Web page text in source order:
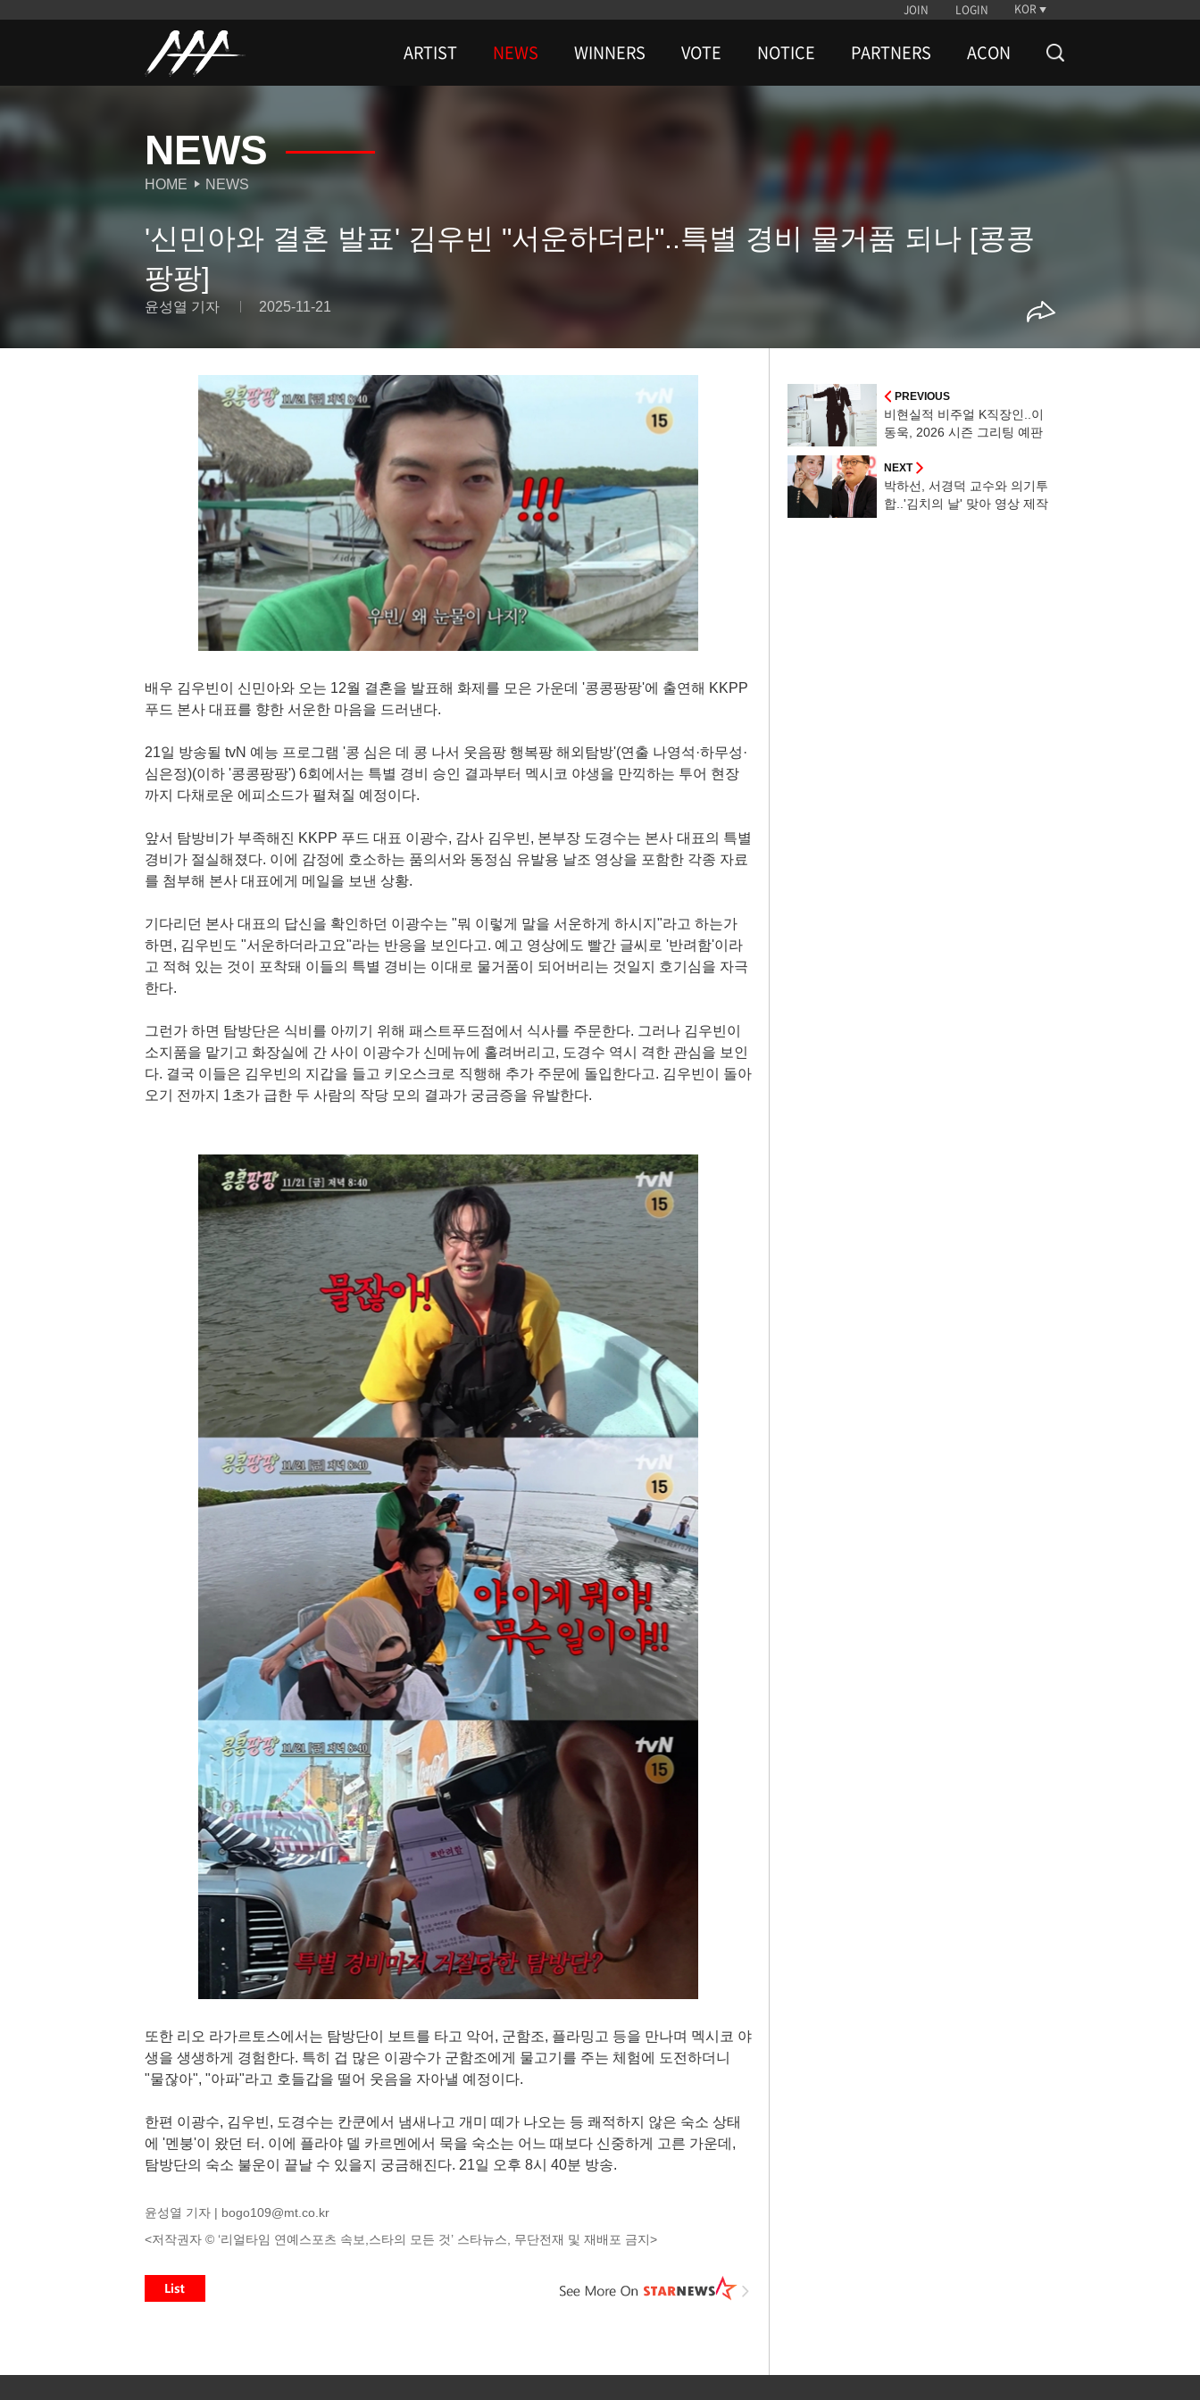
JOIN LOGIN KOR
ARTIST NEWS WINNERS VOTE NOTICE PARTNERS ACON
NEWS
HOME NEWS
'신민아와 결혼 발표' 김우빈 "서운하더라"..특별 경비 물거품 되나 [콩콩
팡팡]
윤성열 기자 2025-11-21
배우 김우빈이 신민아와 오는 12월 결혼을 발표해 화제를 모은 가운데 '콩콩팡팡'에 출연해 KKPP
푸드 본사 대표를 향한 서운한 마음을 드러낸다.
21일 방송될 tvN 예능 프로그램 '콩 심은 데 콩 나서 웃음팡 행복팡 해외탐방'(연출 나영석·하무성·
심은정)(이하 '콩콩팡팡') 6회에서는 특별 경비 승인 결과부터 멕시코 야생을 만끽하는 투어 현장
까지 다채로운 에피소드가 펼쳐질 예정이다.
앞서 탐방비가 부족해진 KKPP 푸드 대표 이광수, 감사 김우빈, 본부장 도경수는 본사 대표의 특별
경비가 절실해졌다. 이에 감정에 호소하는 품의서와 동정심 유발용 날조 영상을 포함한 각종 자료
를 첨부해 본사 대표에게 메일을 보낸 상황.
기다리던 본사 대표의 답신을 확인하던 이광수는 "뭐 이렇게 말을 서운하게 하시지"라고 하는가
하면, 김우빈도 "서운하더라고요"라는 반응을 보인다고. 예고 영상에도 빨간 글씨로 '반려함'이라
고 적혀 있는 것이 포착돼 이들의 특별 경비는 이대로 물거품이 되어버리는 것일지 호기심을 자극
한다.
그런가 하면 탐방단은 식비를 아끼기 위해 패스트푸드점에서 식사를 주문한다. 그러나 김우빈이
소지품을 맡기고 화장실에 간 사이 이광수가 신메뉴에 홀려버리고, 도경수 역시 격한 관심을 보인
다. 결국 이들은 김우빈의 지갑을 들고 키오스크로 직행해 추가 주문에 돌입한다고. 김우빈이 돌아
오기 전까지 1초가 급한 두 사람의 작당 모의 결과가 궁금증을 유발한다.
또한 리오 라가르토스에서는 탐방단이 보트를 타고 악어, 군함조, 플라밍고 등을 만나며 멕시코 야
생을 생생하게 경험한다. 특히 겁 많은 이광수가 군함조에게 물고기를 주는 체험에 도전하더니
"물잖아", "아파"라고 호들갑을 떨어 웃음을 자아낼 예정이다.
한편 이광수, 김우빈, 도경수는 칸쿤에서 냄새나고 개미 떼가 나오는 등 쾌적하지 않은 숙소 상태
에 '멘붕'이 왔던 터. 이에 플라야 델 카르멘에서 묵을 숙소는 어느 때보다 신중하게 고른 가운데,
탐방단의 숙소 불운이 끝날 수 있을지 궁금해진다. 21일 오후 8시 40분 방송.
윤성열 기자 | bogo109@mt.co.kr
<저작권자 © ‘리얼타임 연예스포츠 속보,스타의 모든 것’ 스타뉴스, 무단전재 및 재배포 금지>
PREVIOUS
비현실적 비주얼 K직장인..이
동욱, 2026 시즌 그리팅 예판
NEXT
박하선, 서경덕 교수와 의기투
합..'김치의 날' 맞아 영상 제작